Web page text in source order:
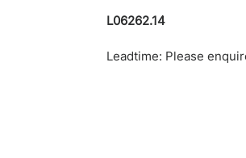
L06262.14
Leadtime: Please